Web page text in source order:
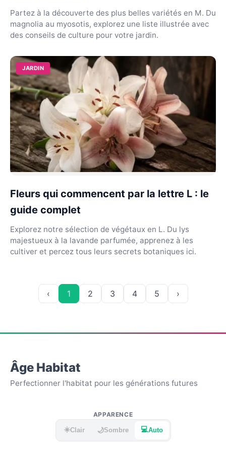
Partez à la découverte des plus belles variétés en M. Du
magnolia au myosotis, explorez une liste illustrée avec
des conseils de culture pour votre jardin.
JARDIN
Fleurs qui commencent par la lettre L : le
guide complet
Explorez notre sélection de végétaux en L. Du lys
majestueux à la lavande parfumée, apprenez à les
cultiver et percez tous leurs secrets botaniques ici.
‹ 1 2 3 4 5 ›
Âge Habitat
Perfectionner l'habitat pour les générations futures
APPARENCE
☀️Clair 🌙Sombre 💻Auto